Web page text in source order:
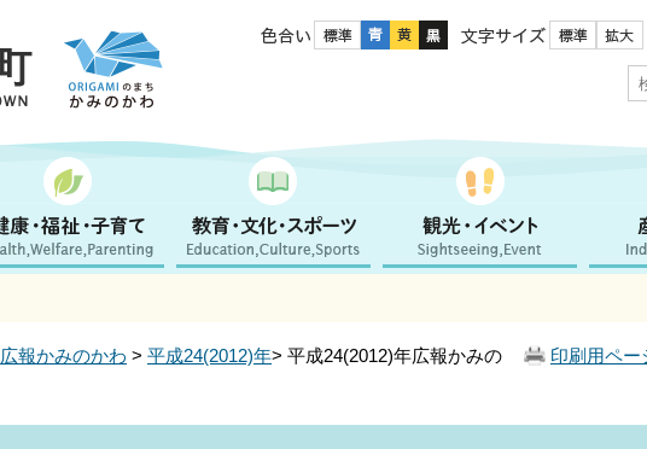
色合い 文字サイズ
印刷用ペー
広報かみのかわ > 平成24(2012)年> 平成24(2012)年広報かみの